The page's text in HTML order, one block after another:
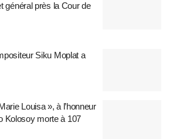
général près la Cour de
Siku Moplat a
Louisa », à l’honneur
Kolosoy morte à 107